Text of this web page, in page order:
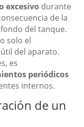
excesivo durante
de la
del tanque.
solo el
del aparato.
es
periódicos
internos.
de un